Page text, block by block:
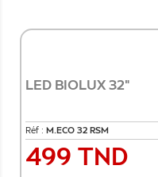
LED BIOLUX 32"
Réf : M.ECO 32 RSM
Prix
499 TND